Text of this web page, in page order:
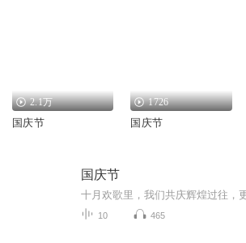
2.1万
国庆节
1726
国庆节
国庆节
10 465